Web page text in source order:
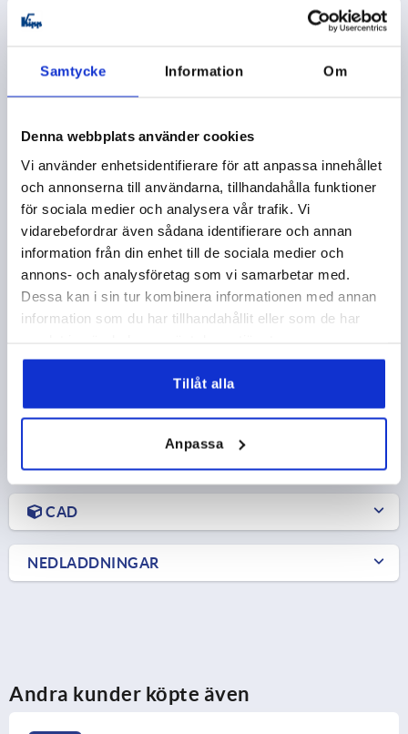
Samtycke Information Om
Denna webbplats använder cookies
Vi använder enhetsidentifierare för att anpassa innehållet
och annonserna till användarna, tillhandahålla funktioner
för sociala medier och analysera vår trafik. Vi
vidarebefordrar även sådana identifierare och annan
information från din enhet till de sociala medier och
annons- och analysföretag som vi samarbetar med.
Dessa kan i sin tur kombinera informationen med annan
information som du har tillhandahållit eller som de har
Tillåt alla
Anpassa
K1223 C
RÄFFLAD KNAPP D=M06 D1=26, FORM:C DUROPLAST,
SVART, KOMP:PLAST
GÄNGA=M6 YTTERDIAMETER=26
FORM=C
MATERIAL KOMPONENT=PLAST
D2=17 H1=14
Beställningsnummer: K1223.102606
9,92 kr
CAD
NEDLADDNINGAR
Andra kunder köpte även